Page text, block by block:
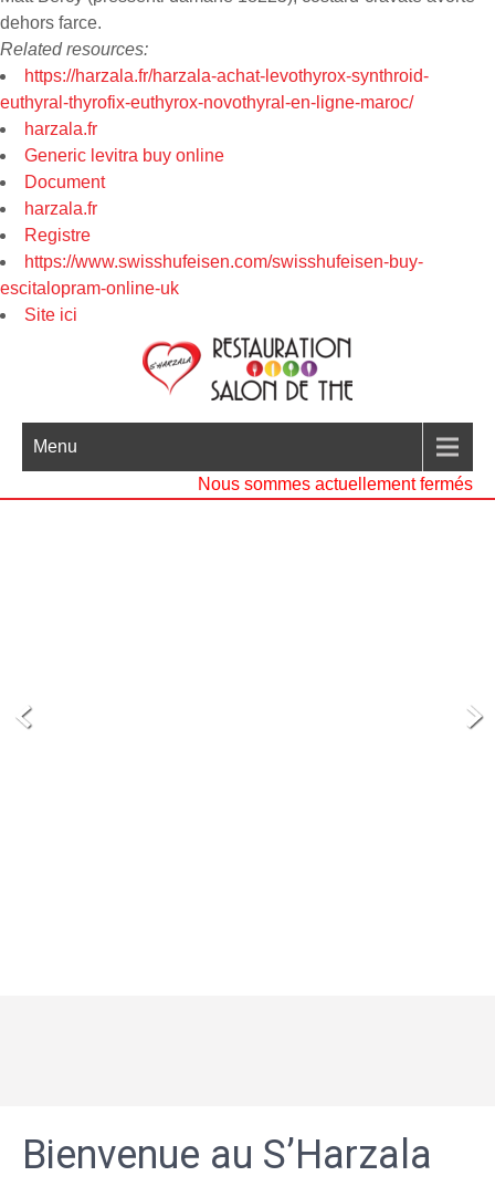
dehors farce.
Related resources:
https://harzala.fr/harzala-achat-levothyrox-synthroid-
euthyral-thyrofix-euthyrox-novothyral-en-ligne-maroc/
harzala.fr
Generic levitra buy online
Document
harzala.fr
Registre
https://www.swisshufeisen.com/swisshufeisen-buy-
escitalopram-online-uk
Site ici
Menu
Nous sommes actuellement fermés
Bienvenue au S’Harzala